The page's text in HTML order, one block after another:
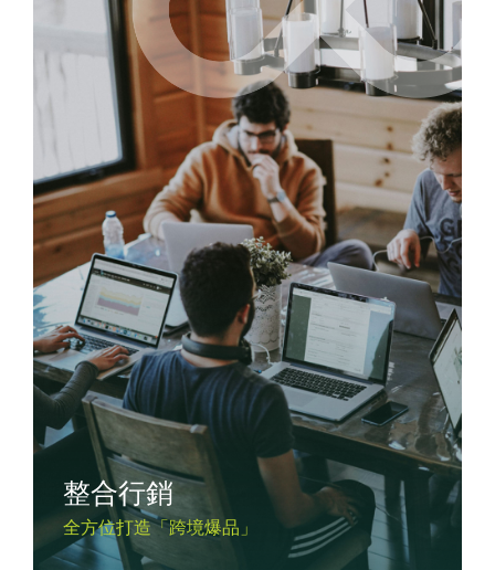
整合行銷
全方位打造「跨境爆品」